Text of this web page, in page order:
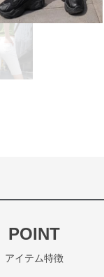
POINT
アイテム特徴